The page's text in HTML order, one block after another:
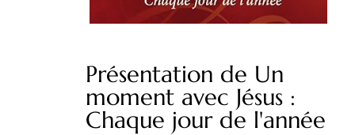
Présentation de Un
moment avec Jésus :
Chaque jour de l'année